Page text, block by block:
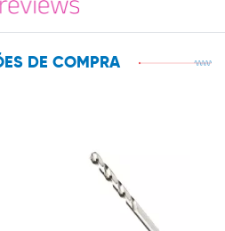
DE COMPRA